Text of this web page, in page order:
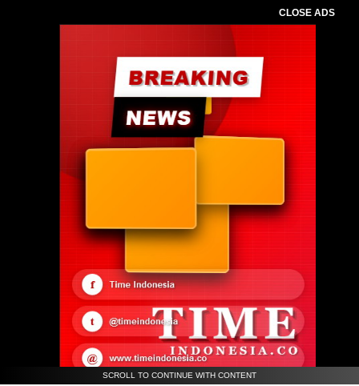
CLOSE ADS
SCROLL TO CONTINUE WITH CONTENT